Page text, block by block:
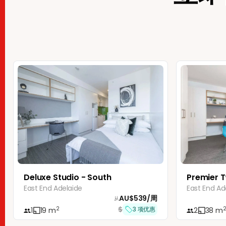
Deluxe Studio - South
East End Adelaide
1 19 m2
从AU$539/周
$
3 项优惠
Premier
East End
2 38 m2